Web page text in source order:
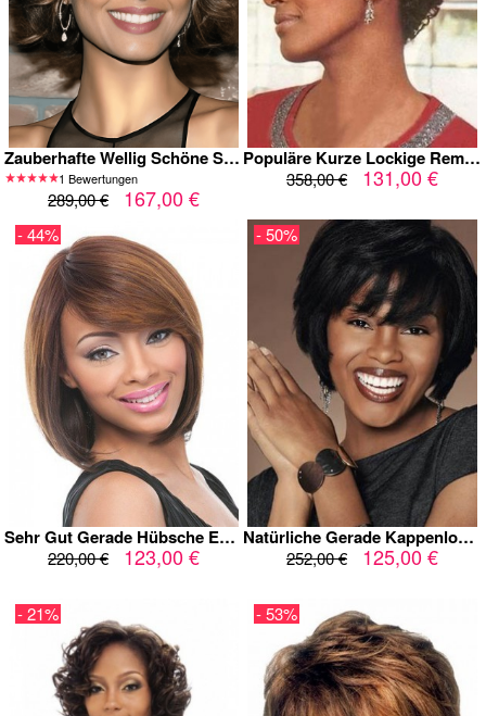
Zauberhafte Wellig Schöne Spitzefront Echthaar Perücke
1 Bewertungen
289,00 € 167,00 €
Populäre Kurze Lockige Remy Echthaar Perücke
358,00 € 131,00 €
Sehr Gut Gerade Hübsche Echthaar Kappenlos Perücke
220,00 € 123,00 €
- 44%
Natürliche Gerade Kappenlos Dauerhafte Echthaar Perücke
252,00 € 125,00 €
- 50%
- 21% - 53%